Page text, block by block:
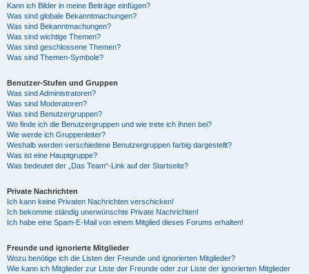
Kann ich Bilder in meine Beiträge einfügen?
Was sind globale Bekanntmachungen?
Was sind Bekanntmachungen?
Was sind wichtige Themen?
Was sind geschlossene Themen?
Was sind Themen-Symbole?
Benutzer-Stufen und Gruppen
Was sind Administratoren?
Was sind Moderatoren?
Was sind Benutzergruppen?
Wo finde ich die Benutzergruppen und wie trete ich ihnen bei?
Wie werde ich Gruppenleiter?
Weshalb werden verschiedene Benutzergruppen farbig dargestellt?
Was ist eine Hauptgruppe?
Was bedeutet der „Das Team“-Link auf der Startseite?
Private Nachrichten
Ich kann keine Privaten Nachrichten verschicken!
Ich bekomme ständig unerwünschte Private Nachrichten!
Ich habe eine Spam-E-Mail von einem Mitglied dieses Forums erhalten!
Freunde und ignorierte Mitglieder
Wozu benötige ich die Listen der Freunde und ignorierten Mitglieder?
Wie kann ich Mitglieder zur Liste der Freunde oder zur Liste der ignorierten Mitglieder